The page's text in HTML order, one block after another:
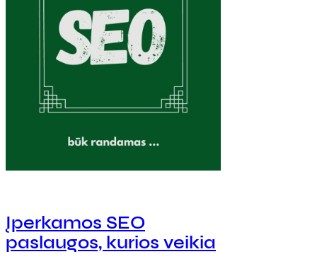
Įperkamos SEO
paslaugos, kurios veikia